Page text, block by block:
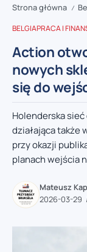
Strona główna /
BELGIAPRACA I
Action
nowych
się do
Holenderska
działająca także
przy okazji
planach wejścia
Mateusz
2026-03-29